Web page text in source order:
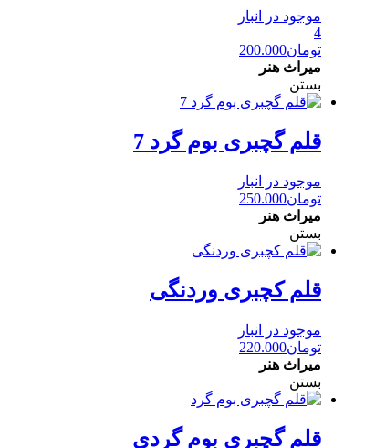
موجود در انبار
4
تومان200.000
میراث هنر
بستن
قلم گچبری بوم گرد 7
موجود در انبار
تومان250.000
میراث هنر
بستن
قلم کچبری وردنگی
موجود در انبار
تومان220.000
میراث هنر
بستن
قلم گچبری بوم گردی